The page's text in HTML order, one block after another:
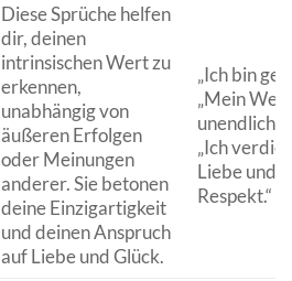
Diese Sprüche helfen
dir, deinen
intrinsischen Wert zu
erkennen,
unabhängig von
äußeren Erfolgen
oder Meinungen
anderer. Sie betonen
deine Einzigartigkeit
und deinen Anspruch
auf Liebe und Glück.
„Ich bin
„Mein
unendlich.“
„Ich
Liebe und
Respekt.“